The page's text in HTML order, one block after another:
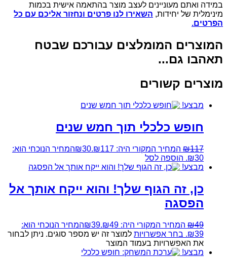
במידה ואתם מעוניינים לעצב מוצר בהתאמה אישית בכמות
מינימלית של יחידות, השאירו לנו פרטים ונחזור אליכם עם כל
הפרטים.
המוצרים המומלצים עבורכם שבטח
תאהבו גם...
מוצרים קשורים
מבצע!
חופש כלכלי תוך חמש שנים
₪117 המחיר המקורי היה: ₪117. ₪30
המחיר הנוכחי הוא:
₪30. הוספה לסל
מבצע!
כן, זה הגוף שלך! והוא ייקח אותך אל
הפסגה
₪49 המחיר המקורי היה: ₪49. ₪39
המחיר הנוכחי הוא:
₪39. בחר אפשרויות למוצר זה יש מספר סוגים. ניתן לבחור
את האפשרויות בעמוד המוצר
מבצע!